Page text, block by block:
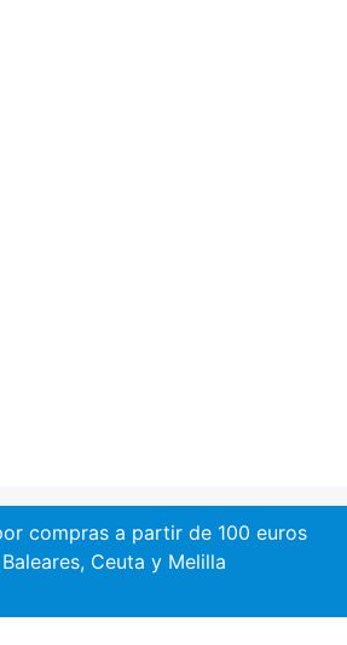
compras a partir de 100 euros
Ceuta y Melilla